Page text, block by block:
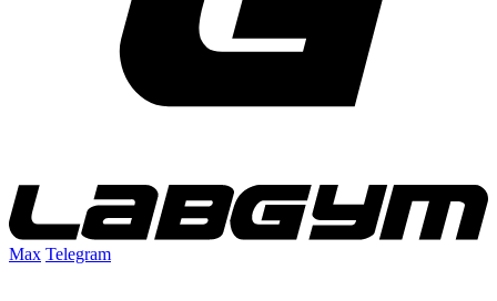
Max Telegram